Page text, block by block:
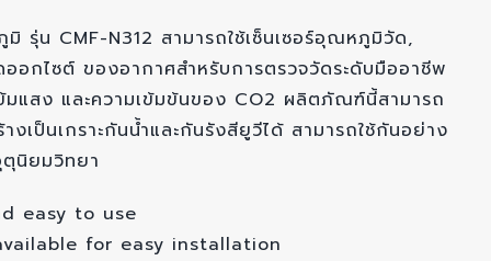
รุ่น CMF-N312 สามารถใช้เซ็นเซอร์อุณหภูมิวัด,
อกไซต์ ของอากาศสำหรับการตรวจวัดระดับมืออาชีพ
แสง และความเข้มข้นของ CO2 ผลิตภัณฑ์นี้สามารถ
งเป็นเกราะกันน้ำและกันรังสียูวีได้ สามารถใช้กันอย่าง
นิยมวิทยา
easy to use
for easy installation